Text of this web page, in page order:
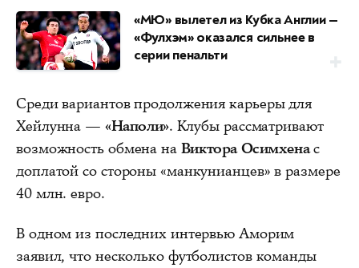
«МЮ» вылетел из Кубка Англии —
«Фулхэм» оказался сильнее в
серии пенальти
Среди вариантов продолжения карьеры для
Хейлунна — «Наполи». Клубы рассматривают
возможность обмена на Виктора Осимхенас
доплатой со стороны «манкунианцев» в размере
40 млн. евро.
В одном из последних интервью Аморим
заявил, что несколько футболистов команды